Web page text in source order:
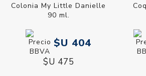
Colonia My Little Danielle
90 ml.
$U 404
$U 475